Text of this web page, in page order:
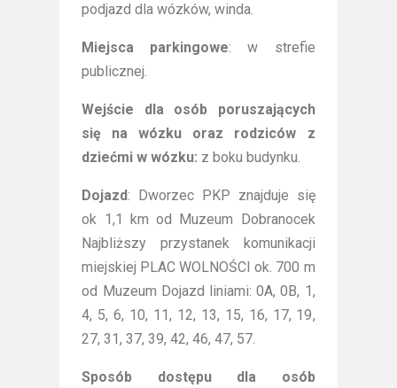
podjazd dla wózków, winda.
Miejsca parkingowe: w strefie
publicznej.
Wejście dla osób poruszających
się na wózku oraz rodziców z
dziećmi w wózku: z boku budynku.
Dojazd: Dworzec PKP znajduje się
ok 1,1 km od Muzeum Dobranocek
Najbliższy przystanek komunikacji
miejskiej PLAC WOLNOŚCI ok. 700 m
od Muzeum Dojazd liniami: 0A, 0B, 1,
4, 5, 6, 10, 11, 12, 13, 15, 16, 17, 19,
27, 31, 37, 39, 42, 46, 47, 57.
Sposób dostępu dla osób